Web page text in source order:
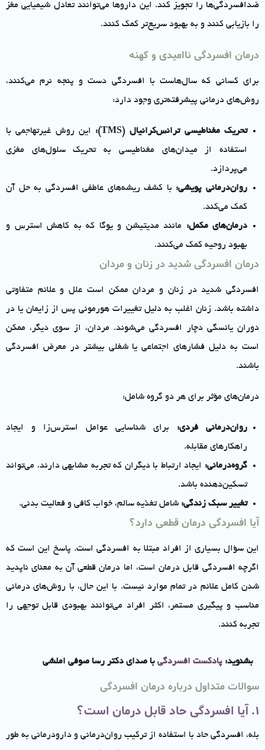
ضدافسردگی‌ها را تجویز کند. این داروها می‌توانند تعادل شیمیایی مغز
را بازیابی کنند و به بهبود سریع‌تر کمک کنند.
درمان افسردگی ناامیدی و کهنه
برای کسانی که سال‌هاست با افسردگی دست و پنجه نرم می‌کنند،
روش‌های درمانی پیشرفته‌تری وجود دارد:
تحریک مغناطیسی ترانس‌کرانیال (TMS):
این روش غیرتهاجمی با
استفاده از میدان‌های مغناطیسی به تحریک سلول‌های مغزی
می‌پردازد.
روان‌درمانی پویشی: با کشف ریشه‌های عاطفی افسردگی به حل آن
کمک می‌کند.
درمان‌های مکمل: مانند مدیتیشن و یوگا که به کاهش استرس و
بهبود روحیه کمک می‌کنند.
درمان افسردگی شدید در زنان و مردان
افسردگی شدید در زنان و مردان ممکن است علل و علائم متفاوتی
داشته باشد. زنان اغلب به دلیل تغییرات هورمونی پس از زایمان یا در
دوران یائسگی دچار افسردگی می‌شوند. مردان، از سوی دیگر، ممکن
است به دلیل فشارهای اجتماعی یا شغلی بیشتر در معرض افسردگی
باشند.
درمان‌های مؤثر برای هر دو گروه شامل:
روان‌درمانی فردی: برای شناسایی عوامل استرس‌زا و ایجاد
راهکارهای مقابله.
گروه‌درمانی: ایجاد ارتباط با دیگران که تجربه مشابهی دارند، می‌تواند
تسکین‌دهنده باشد.
تغییر سبک زندگی: شامل تغذیه سالم، خواب کافی و فعالیت بدنی.
آیا افسردگی درمان قطعی دارد؟
این سؤال بسیاری از افراد مبتلا به افسردگی است. پاسخ این است که
اگرچه افسردگی قابل درمان است، اما درمان قطعی آن به معنای ناپدید
شدن کامل علائم در تمام موارد نیست. با این حال، با روش‌های درمانی
مناسب و پیگیری مستمر، اکثر افراد می‌توانند بهبودی قابل توجهی را
تجربه کنند.
بشنوید: پادکست افسردگی با صدای دکتر رسا صوفی املشی
سوالات متداول درباره درمان افسردگی
1. آیا افسردگی حاد قابل درمان است؟
بله، افسردگی حاد با استفاده از ترکیب روان‌درمانی و دارودرمانی به طور